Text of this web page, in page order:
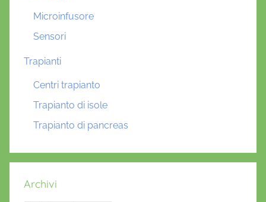
Microinfusore
Sensori
Trapianti
Centri trapianto
Trapianto di isole
Trapianto di pancreas
Archivi